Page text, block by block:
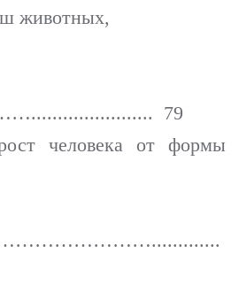
животных,
79
человека от формы